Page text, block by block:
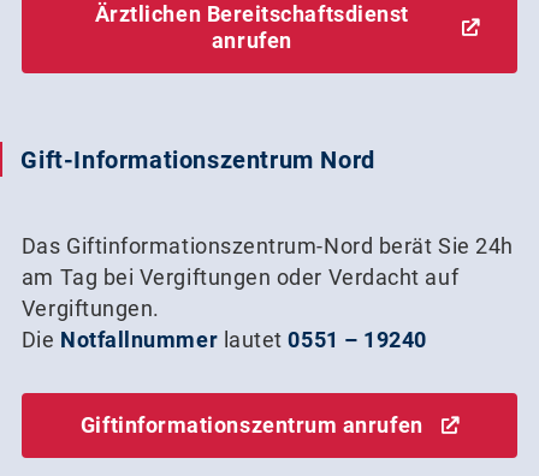
Ärztlichen Bereitschaftsdienst
anrufen
Gift-Informationszentrum Nord
Das Giftinformationszentrum-Nord berät Sie 24h
am Tag bei Vergiftungen oder Verdacht auf
Vergiftungen.
Die Notfallnummer lautet 0551 – 19240
Giftinformationszentrum anrufen